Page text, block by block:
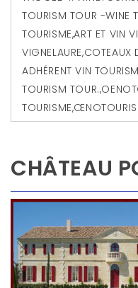
TOURISM TOUR -WINE
TOURISME,ART ET VIN
VIGNELAURE,COTEAUX
ADHÉRENT VIN
TOURISM TOUR.,
TOURISME,
CHÂTEAU